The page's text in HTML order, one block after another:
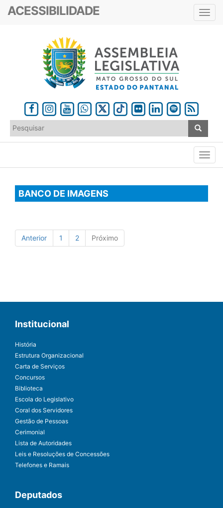
ACESSIBILIDADE
BANCO DE IMAGENS
Anterior 1 2 Próximo
Institucional
História
Estrutura Organizacional
Carta de Serviços
Concursos
Biblioteca
Escola do Legislativo
Coral dos Servidores
Gestão de Pessoas
Cerimonial
Lista de Autoridades
Leis e Resoluções de Concessões
Telefones e Ramais
Deputados